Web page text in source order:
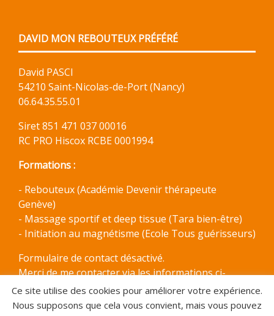
Formulaire de contact désactivé.
Merci de me contacter via les informations ci-
dessous.
DAVID MON REBOUTEUX PRÉFÉRÉ
David PASCI
54210 Saint-Nicolas-de-Port (Nancy)
06.64.35.55.01
Siret 851 471 037 00016
RC PRO Hiscox RCBE 0001994
Formations :
- Rebouteux (Académie Devenir thérapeute
Genève)
- Massage sportif et deep tissue (Tara bien-être)
- Initiation au magnétisme (Ecole Tous guérisseurs)
Ce site utilise des cookies pour améliorer votre expérience.
Nous supposons que cela vous convient, mais vous pouvez